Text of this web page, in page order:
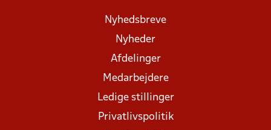
Nyhedsbreve
Nyheder
Afdelinger
Medarbejdere
Ledige stillinger
Privatlivspolitik